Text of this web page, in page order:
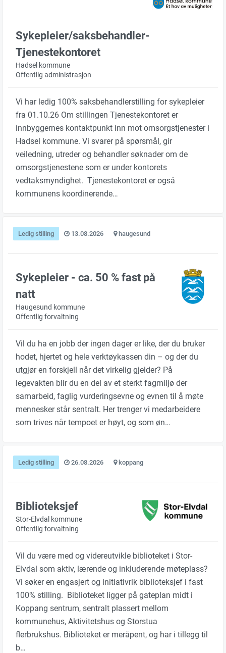
Sykepleier/saksbehandler-
Tjenestekontoret
Hadsel kommune
Offentlig administrasjon
Vi har ledig 100% saksbehandlerstilling for sykepleier
fra 01.10.26 Om stillingen Tjenestekontoret er
innbyggernes kontaktpunkt inn mot omsorgstjenester i
Hadsel kommune. Vi svarer på spørsmål, gir
veiledning, utreder og behandler søknader om de
omsorgstjenestene som er under kontorets
vedtaksmyndighet. Tjenestekontoret er også
kommunens koordinerende…
Ledig stilling 13.08.2026 haugesund
Sykepleier - ca. 50 % fast på
natt
Haugesund kommune
Offentlig forvaltning
Vil du ha en jobb der ingen dager er like, der du bruker
hodet, hjertet og hele verktøykassen din – og der du
utgjør en forskjell når det virkelig gjelder? På
legevakten blir du en del av et sterkt fagmiljø der
samarbeid, faglig vurderingsevne og evnen til å møte
mennesker står sentralt. Her trenger vi medarbeidere
som trives når tempoet er høyt, og som øn…
Ledig stilling 26.08.2026 koppang
Biblioteksjef
Stor-Elvdal kommune
Offentlig forvaltning
Vil du være med og videreutvikle biblioteket i Stor-
Elvdal som aktiv, lærende og inkluderende møteplass?
Vi søker en engasjert og initiativrik biblioteksjef i fast
100% stilling. Biblioteket ligger på gateplan midt i
Koppang sentrum, sentralt plassert mellom
kommunehus, Aktivitetshus og Storstua
flerbrukshus. Biblioteket er meråpent, og har i tillegg til
b…